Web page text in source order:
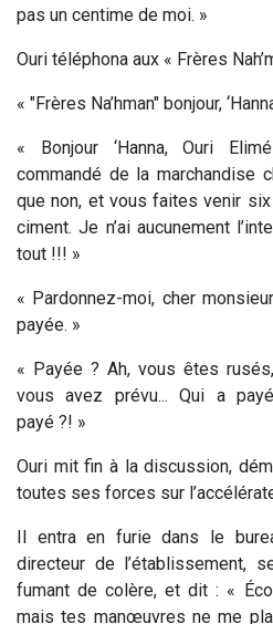
pas un centime de moi. »
Ouri téléphona aux « Frères
« "Frères Na’hman" bonjour,
« Bonjour ‘Hanna, Ouri
commandé de la marchandise
que non, et vous faites venir
ciment. Je n’ai aucunement
tout !!! »
« Pardonnez-moi, cher
payée. »
« Payée ? Ah, vous êtes
vous avez prévu... Qui a
payé ?! »
Ouri mit fin à la discussion,
toutes ses forces sur
Il entra en furie dans le
directeur de l’établissement,
fumant de colère, et dit : «
mais tes manœuvres ne me